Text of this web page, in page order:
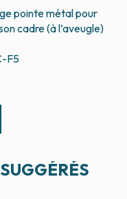
pointe métal pour
cadre (à l’aveugle)
F5